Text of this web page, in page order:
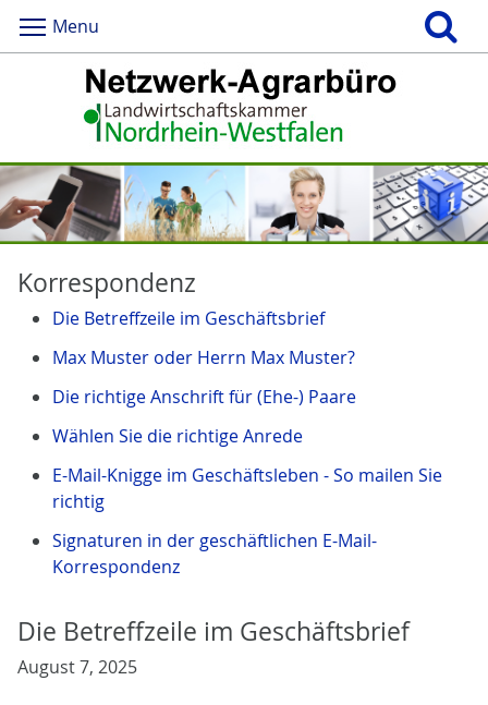
Menu
Korrespondenz
Die Betreffzeile im Geschäftsbrief
Max Muster oder Herrn Max Muster?
Die richtige Anschrift für (Ehe-) Paare
Wählen Sie die richtige Anrede
E-Mail-Knigge im Geschäftsleben - So mailen Sie
richtig
Signaturen in der geschäftlichen E-Mail-
Korrespondenz
Die Betreffzeile im Geschäftsbrief
August 7, 2025